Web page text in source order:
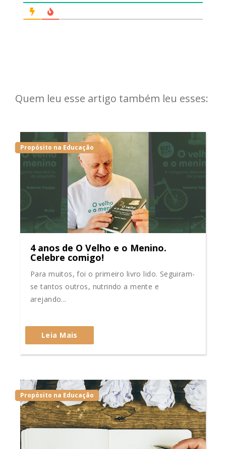
Quem leu esse artigo também leu esses:
Propósito na Educação
4 anos de O Velho e o Menino.
Celebre comigo!
Para muitos, foi o primeiro livro lido. Seguiram-
se tantos outros, nutrindo a mente e
arejando...
Leia Mais
Propósito na Educação